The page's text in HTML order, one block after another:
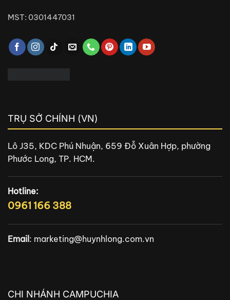
MST: 0301447031
TRỤ SỞ CHÍNH (VN)
Lô J35, KDC Phú Nhuận, 659 Đỗ Xuân Hợp, phường
Phước Long, TP. HCM.
Hotline:
0961 166 388
Email: marketing@huynhlong.com.vn
CHI NHÁNH CAMPUCHIA